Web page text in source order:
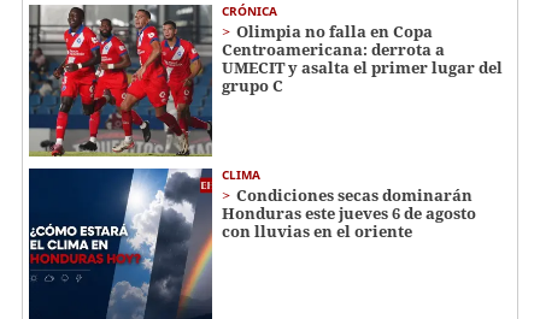
CRÓNICA
Olimpia no falla en Copa
Centroamericana: derrota a
UMECIT y asalta el primer lugar del
grupo C
CLIMA
Condiciones secas dominarán
Honduras este jueves 6 de agosto
con lluvias en el oriente